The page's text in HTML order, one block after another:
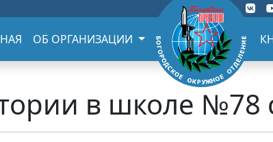
ОБ ОРГАНИЗАЦИИ
в школе №78